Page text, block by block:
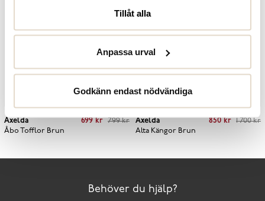
Tillåt alla
Anpassa urval
Godkänn endast nödvändiga
Axelda
Åbo Tofflor Brun
price
kr
699 kr 799 kr
Axelda
Alta Kängor Brun
850 kr 1 700 kr
Behöver du hjälp?